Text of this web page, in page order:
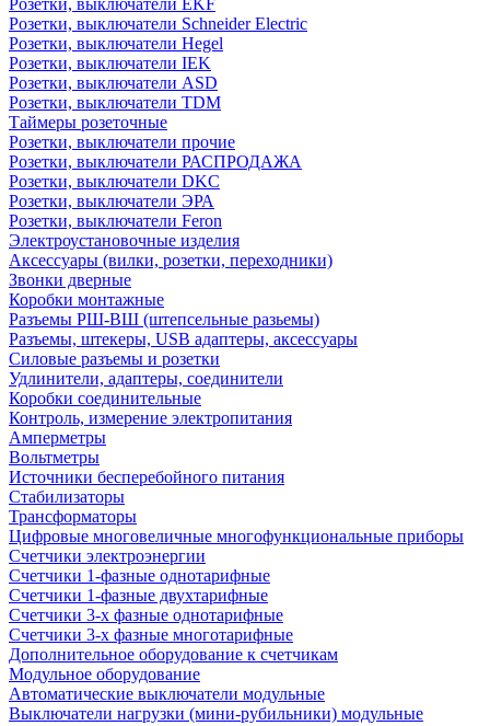
Розетки, выключатели EKF
Розетки, выключатели Schneider Electric
Розетки, выключатели Hegel
Розетки, выключатели IEK
Розетки, выключатели ASD
Розетки, выключатели TDM
Таймеры розеточные
Розетки, выключатели прочие
Розетки, выключатели РАСПРОДАЖА
Розетки, выключатели DKC
Розетки, выключатели ЭРА
Розетки, выключатели Feron
Электроустановочные изделия
Аксессуары (вилки, розетки, переходники)
Звонки дверные
Коробки монтажные
Разъемы РШ-ВШ (штепсельные разьемы)
Разъемы, штекеры, USB адаптеры, аксессуары
Силовые разъемы и розетки
Удлинители, адаптеры, соединители
Коробки соединительные
Контроль, измерение электропитания
Амперметры
Вольтметры
Источники бесперебойного питания
Стабилизаторы
Трансформаторы
Цифровые многовеличные многофункциональные приборы
Счетчики электроэнергии
Счетчики 1-фазные однотарифные
Счетчики 1-фазные двухтарифные
Счетчики 3-х фазные однотарифные
Счетчики 3-х фазные многотарифные
Дополнительное оборудование к счетчикам
Модульное оборудование
Автоматические выключатели модульные
Выключатели нагрузки (мини-рубильники) модульные